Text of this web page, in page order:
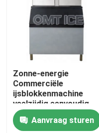
Fabriekstocht
Kwaliteitscontrole
Neem contact met
Vraag een offerte
Zonne-energie
Commerciële
ijsblokkenmachine
veelzijdig eenvoudig
onderhoud compact
Aanvraag sturen